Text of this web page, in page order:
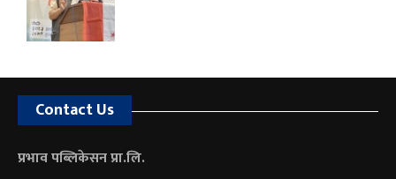
Contact Us
प्रभाव पब्लिकेसन प्रा.लि.